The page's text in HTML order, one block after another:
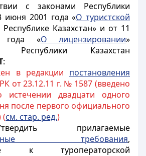
с законами Республики
июня 2001 года «О туристской
Республике Казахстан» и от 11
года «О лицензировании»
Республики Казахстан
:
в редакции постановления
от 23.12.11 г. № 1587 (введено
истечении двадцати одного
после первого официального
(см. стар. ред.)
прилагаемые
требования,
к туроператорской